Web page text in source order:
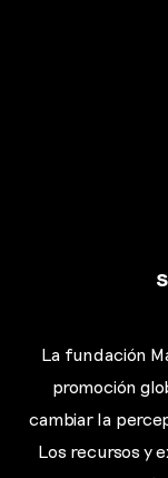
La fundación
promoción
cambiar la
Los recursos y